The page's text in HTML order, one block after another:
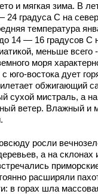
и мягкая зима. В
24 градуса С на
температура
14 — 16 градусов С
меньше всего
моря
юго-востока дует
обжигающий
сухой мистраль, а на
ветер. Влажный и
росли
а на склонах
расширяли
в горах шла